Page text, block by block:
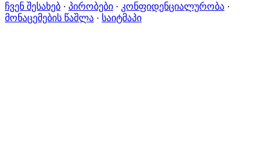
ჩვენ შესახებ · პირობები · კონფიდენციალურობა ·
მონაცემების წაშლა · საიტმაპი